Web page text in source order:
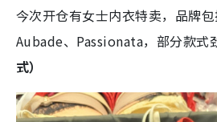
今次开仓有女士内衣特卖，品牌包
Aubade、Passionata，部分款式
式）